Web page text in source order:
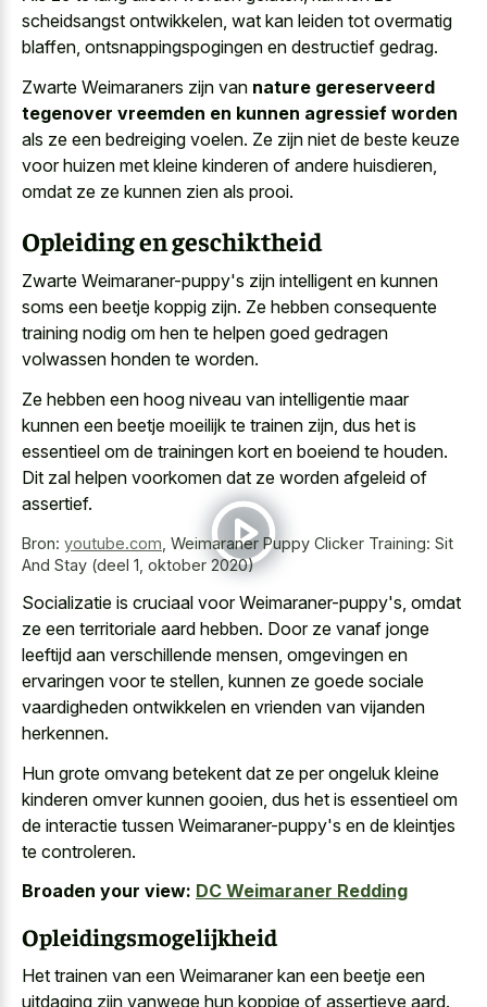
scheidsangst ontwikkelen, wat kan leiden tot overmatig
blaffen, ontsnappingspogingen en destructief gedrag.
Zwarte Weimaraners zijn van nature gereserveerd
tegenover vreemden en kunnen agressief worden
als ze een bedreiging voelen. Ze zijn niet de beste keuze
voor huizen met kleine kinderen of andere huisdieren,
omdat ze ze kunnen zien als prooi.
Opleiding en geschiktheid
Zwarte Weimaraner-puppy's zijn intelligent en kunnen
soms een beetje koppig zijn. Ze hebben consequente
training nodig om hen te helpen goed gedragen
volwassen honden te worden.
Ze hebben een hoog niveau van intelligentie maar
kunnen een beetje moeilijk te trainen zijn, dus het is
essentieel om de trainingen kort en boeiend te houden.
Dit zal helpen voorkomen dat ze worden afgeleid of
assertief.
Bron: youtube.com Weimaraner Puppy Clicker Training: Sit
And Stay (deel 1, oktober 2020)
Socializatie is cruciaal voor Weimaraner-puppy's, omdat
ze een territoriale aard hebben. Door ze vanaf jonge
leeftijd aan verschillende mensen, omgevingen en
ervaringen voor te stellen, kunnen ze goede sociale
vaardigheden ontwikkelen en vrienden van vijanden
herkennen.
Hun grote omvang betekent dat ze per ongeluk kleine
kinderen omver kunnen gooien, dus het is essentieel om
de interactie tussen Weimaraner-puppy's en de kleintjes
te controleren.
Broaden your view: DC Weimaraner Redding
Opleidingsmogelijkheid
Het trainen van een Weimaraner kan een beetje een
uitdaging zijn vanwege hun koppige of assertieve aard.